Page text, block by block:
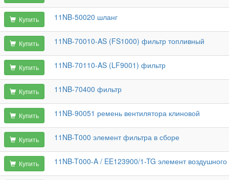
Купить 11NB-50020 шланг
Купить 11NB-70010-AS (FS1000) фильтр топливный
Купить 11NB-70110-AS (LF9001) фильтр
Купить 11NB-70400 фильтр
Купить 11NB-90051 ремень вентилятора клиновой
Купить 11NB-T000 элемент фильтра в сборе
Купить 11NB-T000-A / EE123900/1-TG элемент